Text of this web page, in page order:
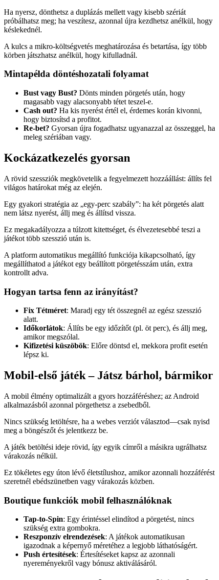
Ha nyersz, dönthetsz a duplázás mellett vagy kisebb szériát
próbálhatsz meg; ha veszítesz, azonnal újra kezdhetsz anélkül, hogy
késlekednél.
A kulcs a mikro‑költségvetés meghatározása és betartása, így több
körben játszhatsz anélkül, hogy kifulladnál.
Mintapélda döntéshozatali folyamat
Bust vagy Bust? Dönts minden pörgetés után, hogy
magasabb vagy alacsonyabb tétet teszel‑e.
Cash out? Ha kis nyerést értél el, érdemes korán kivonni,
hogy biztosítsd a profitot.
Re‑bet? Gyorsan újra fogadhatsz ugyanazzal az összeggel, ha
meleg szériában vagy.
Kockázatkezelés gyorsan
A rövid szessziók megkövetelik a fegyelmezett hozzáállást: állíts fel
világos határokat még az elején.
Egy gyakori stratégia az „egy‑perc szabály”: ha két pörgetés alatt
nem látsz nyerést, állj meg és állítsd vissza.
Ez megakadályozza a túlzott kitettséget, és élvezetesebbé teszi a
játékot több szesszió után is.
A platform automatikus megállító funkciója kikapcsolható, így
megállíthatod a játékot egy beállított pörgetésszám után, extra
kontrollt adva.
Hogyan tartsa fenn az irányítást?
Fix Tétméret: Maradj egy tét összegnél az egész szesszió
alatt.
Időkorlátok: Állíts be egy időzítőt (pl. öt perc), és állj meg,
amikor megszólal.
Kifizetési küszöbök: Előre döntsd el, mekkora profit esetén
lépsz ki.
Mobil‑első játék – Játsz bárhol, bármikor
A mobil élmény optimalizált a gyors hozzáféréshez; az Android
alkalmazásból azonnal pörgethetsz a zsebedből.
Nincs szükség letöltésre, ha a webes verziót választod—csak nyisd
meg a böngészőt és jelentkezz be.
A játék betöltési ideje rövid, így egyik címről a másikra ugrálhatsz
várakozás nélkül.
Ez tökéletes egy úton lévő életstílushoz, amikor azonnali hozzáférést
szeretnél ebédszünetben vagy várakozás közben.
Boutique funkciók mobil felhasználóknak
Tap‑to‑Spin: Egy érintéssel elindítod a pörgetést, nincs
szükség extra gombokra.
Reszponzív elrendezések: A játékok automatikusan
igazodnak a képernyő méretéhez a legjobb láthatóságért.
Push értesítések: Értesítéseket kapsz az azonnali
nyereményekről vagy bónusz aktiválásáról.